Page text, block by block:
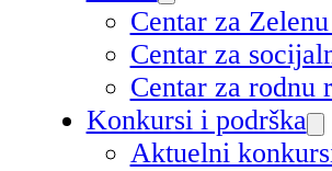
Centar za
Centar za
Centar za rodnu
Konkursi i podrška
Aktuelni